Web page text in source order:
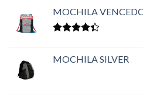
MOCHILA
de 5
MOCHILA SILVER